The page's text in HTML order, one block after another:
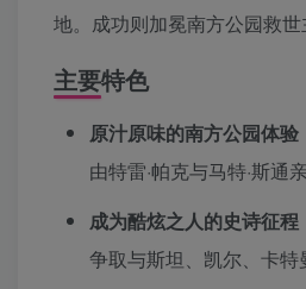
地。成功则加冕南方公园救
主要特色
原汁原味的南方公园体验
由特雷·帕克与马特·斯通
成为酷炫之人的史诗征程
争取与斯坦、凯尔、卡特